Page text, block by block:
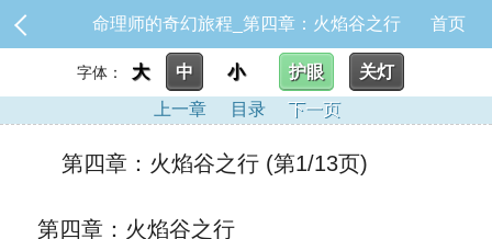
命理师的奇幻旅程_第四章：火焰谷之行 首页
字体： 大 中 小 护眼
关灯
上一章
目录 下一页
第四章：火焰谷之行 (第1/13页)
第四章：火焰谷之行